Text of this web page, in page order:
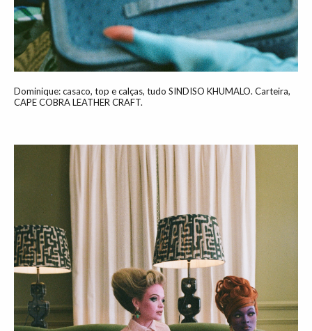
Dominique: casaco, top e calças, tudo SINDISO KHUMALO. Carteira,
CAPE COBRA LEATHER CRAFT.